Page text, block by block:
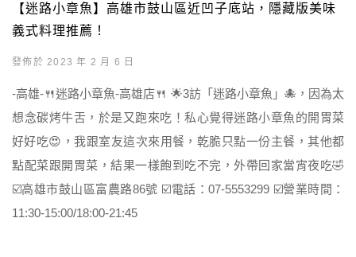
【迷路小章魚】高雄市鼓山區近凹子底站，隱藏版美味
義式料理推薦！
發佈於 2023 年 2 月 6 日
-高雄-🍴迷路小章魚-高雄店🍴 🌟3訪「迷路小章魚」🐙，因為太
想念碳烤牛舌，於是又跑來吃！私心覺得迷路小章魚的開胃菜
好好吃😍，我跟室友這次來用餐，乾脆只點一份主餐，其他都
點配菜跟開胃菜，結果一樣飽到吃不完，外帶回家當宵夜吃🤣
☑️高雄市鼓山區富農路86號 ☑️電話：07-5553299 ☑️營業時間：
11:30-15:00/18:00-21:45